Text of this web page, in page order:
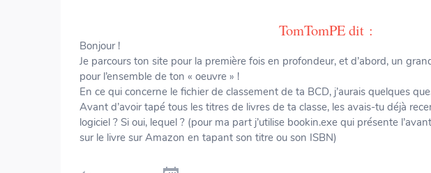
TomTomPEdit :
Bonjour !
Je parcours ton site pour la première fois en profondeur, et d’abord, un
pour l’ensemble de ton « oeuvre » !
En ce qui concerne le fichier de classement de ta BCD, j’aurais quelques
Avant d’avoir tapé tous les titres de livres de ta classe, les avais-tu déjà
logiciel ? Si oui, lequel ? (pour ma part j’utilise bookin.exe qui présente
sur le livre sur Amazon en tapant son titre ou son ISBN)